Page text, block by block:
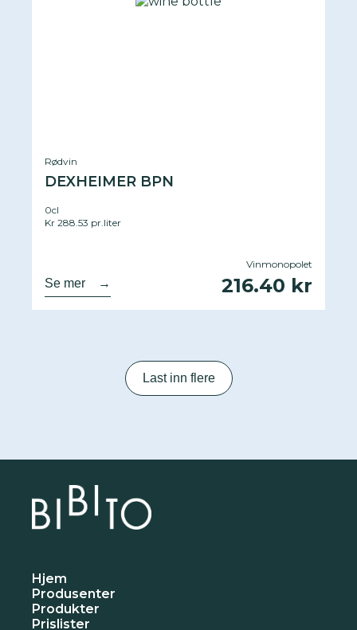
Rødvin
DEXHEIMER BPN
0cl
Kr 288.53 pr.liter
Se mer →
Vinmonopolet
216.40 kr
Last inn flere
Hjem
Produsenter
Produkter
Prislister